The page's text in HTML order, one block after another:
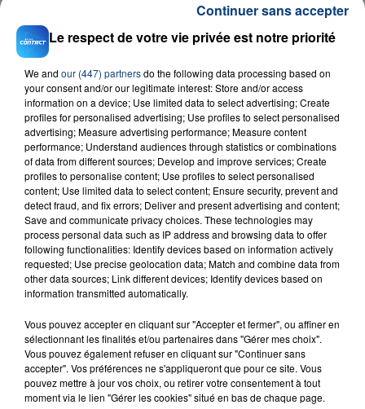
23 juillet 2026
INCENDIE MORTEL À LENS : UNE FEMME ET
SON BÉBÉ ENTRE LA VIE ET LA...
Un homme s'est immolé par le feu après avoir
aspergé sa compagne et leur bébé de trois mois
d'un liquide inflammable.
20 juillet 2026
UNE ADOLESCENTE DEVANT SE FAIRE
OPÉRER DE LA CHEVILLE RESSORT DE LA...
La famille a porté plainte contre la clinique qui a
reconnu sa responsabilité et présenté ses
excuses.
TITRES DIFFUSÉS
21h55
21h55 21h52
21h52
Le respect de votre vie privée est notre priorité
We and our (447) partnersdo the following data processing based on
your consent and/or our legitimate interest: Store and/or access
information on a device; Use limited data to select advertising; Create
profiles for personalised advertising; Use profiles to select personalised
advertising; Measure advertising performance; Measure content
performance; Understand audiences through statistics or combinations
of data from different sources; Develop and improve services; Create
profiles to personalise content; Use profiles to select personalised
content; Use limited data to select content; Ensure security, prevent and
detect fraud, and fix errors; Deliver and present advertising and content;
Save and communicate privacy choices. These technologies may
process personal data such as IP address and browsing data to offer
following functionalities: Identify devices based on information actively
requested; Use precise geolocation data; Match and combine data from
other data sources; Link different devices; Identify devices based on
information transmitted automatically.
Vous pouvez accepter en cliquant sur "Accepter et fermer", ou affiner en
sélectionnant les finalités et/ou partenaires dans "Gérer mes choix".
Vous pouvez également refuser en cliquant sur "Continuer sans
accepter". Vos préférences ne s'appliqueront que pour ce site. Vous
pouvez mettre à jour vos choix, ou retirer votre consentement à tout
moment via le lien "Gérer les cookies" situé en bas de chaque page.
Continuer sans accepter